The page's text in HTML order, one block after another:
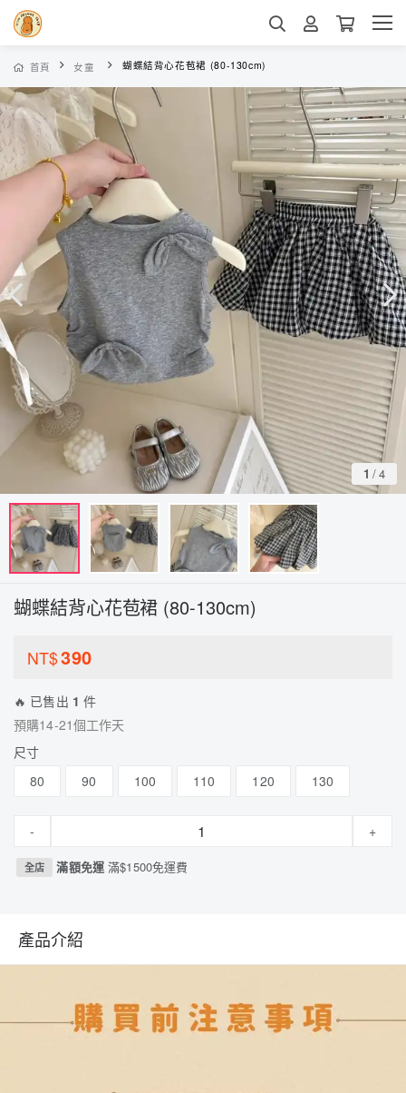
首頁 女童 蝴蝶結背心花苞裙 (80-130cm)
1 /4
蝴蝶結背心花苞裙 (80-130cm)
NT$390
🔥 已售出 1 件
預購14-21個工作天
尺寸
80
90 100 110 120 130
- +
全店 滿額免運滿$1500免運費
產品介紹